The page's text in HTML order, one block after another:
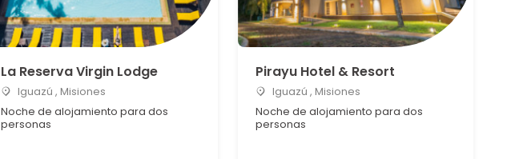
La Reserva Virgin Lodge
Iguazú , Misiones
Noche de alojamiento para dos
personas
Pirayu Hotel & Resort
Iguazú , Misiones
Noche de alojamiento para dos
personas